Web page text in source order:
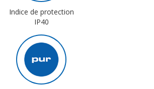
Indice de protection
IP40